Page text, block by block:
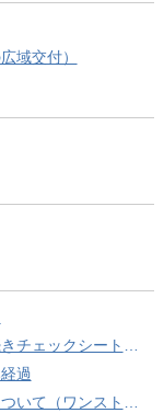
域交付）
ト」を導入しました
過
プサービス推進事業）